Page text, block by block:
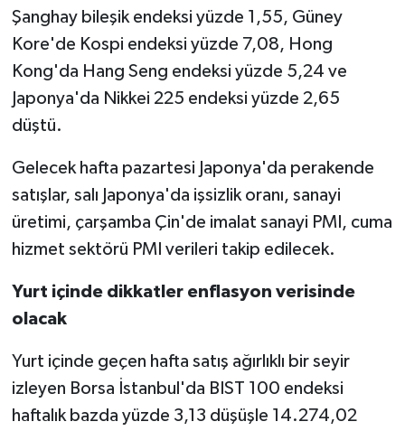
Şanghay bileşik endeksi yüzde 1,55, Güney
Kore'de Kospi endeksi yüzde 7,08, Hong
Kong'da Hang Seng endeksi yüzde 5,24 ve
Japonya'da Nikkei 225 endeksi yüzde 2,65
düştü.
Gelecek hafta pazartesi Japonya'da perakende
satışlar, salı Japonya'da işsizlik oranı, sanayi
üretimi, çarşamba Çin'de imalat sanayi PMI, cuma
hizmet sektörü PMI verileri takip edilecek.
Yurt içinde dikkatler enflasyon verisinde
olacak
Yurt içinde geçen hafta satış ağırlıklı bir seyir
izleyen Borsa İstanbul'da BIST 100 endeksi
haftalık bazda yüzde 3,13 düşüşle 14.274,02